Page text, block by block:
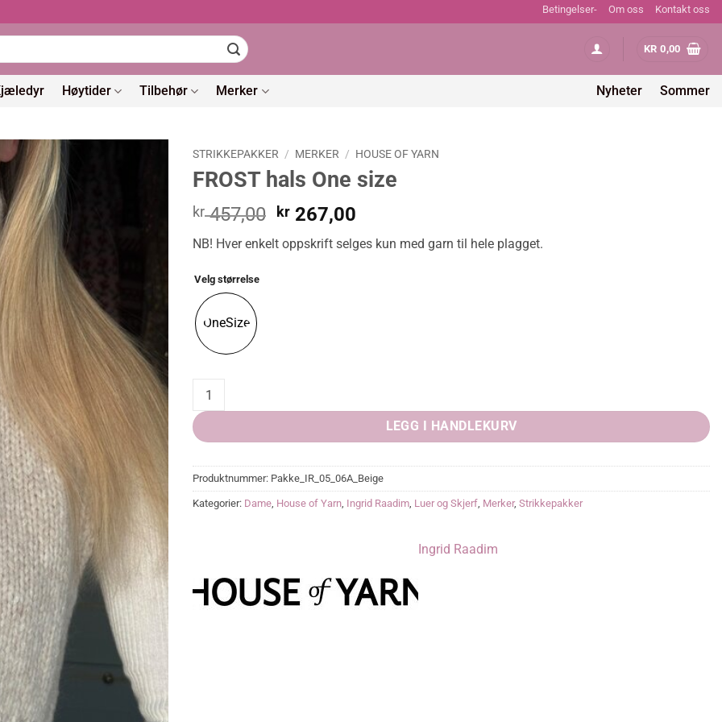
Betingelser- Om oss Kontakt oss
KR 0,00
Høytider Tilbehør Merker Nyheter Sommer
STRIKKEPAKKER / MERKER / HOUSE OF YARN
FROST hals One size
kr457,00 Opprinnelig
var:
kr 267,00
pris
er:
NB! Hver enkelt oppskrift selges kun med garn til hele plagget.
Velg størrelse
OneSize
FROST hals One size quantity
LEGG I HANDLEKURV
Produktnummer: Pakke_IR_05_06A_Beige
Kategorier: Dame, House of Yarn, Ingrid Raadim, Luer og Skjerf, Merker, Strikkepakker
Ingrid Raadim